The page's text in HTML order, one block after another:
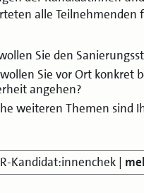
alle Teilnehmenden
Sie den
Sie vor Ort konkret
angehen?
weiteren Themen sind
Kandidat:innenchek |